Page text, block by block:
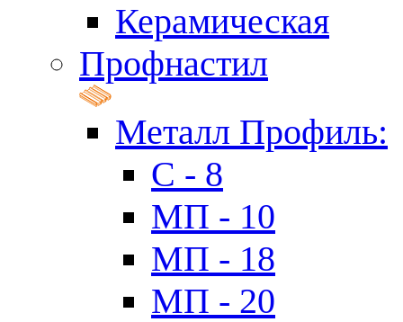
Керамическая
Профнастил
Металл Профиль:
C - 8
МП - 10
МП - 18
МП - 20